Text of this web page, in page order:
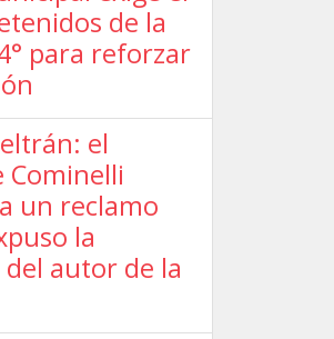
de la
para reforzar
el
un reclamo
la
autor de la